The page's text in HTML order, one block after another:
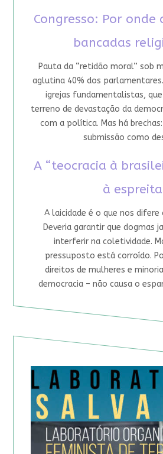
Congresso: Por onde
bancadas
Pauta da “retidão moral” sob
aglutina 40% dos
igrejas fundamentalistas,
terreno de devastação da
com a política. Mas há
submissão como
A “teocracia à
à espreita
A laicidade é o que nos difere
Deveria garantir que dogmas
interferir na coletividade.
pressuposto está corroído.
direitos de mulheres e
democracia – não causa o